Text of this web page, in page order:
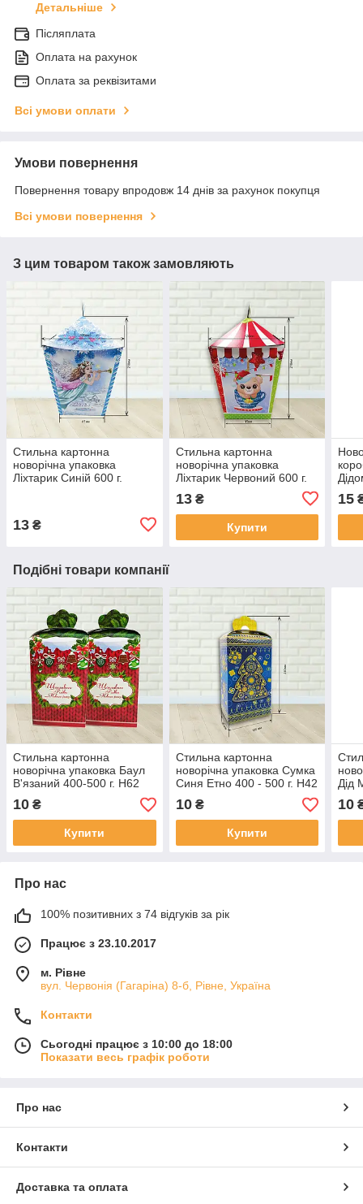
Детальніше
Післяплата
Оплата на рахунок
Оплата за реквізитами
Всі умови оплати
Умови повернення
Повернення товару впродовж 14 днів за рахунок покупця
Всі умови повернення
З цим товаром також замовляють
Стильна картонна
новорічна упаковка
Ліхтарик Синій 600 г.
13 ₴
Стильна картонна
новорічна упаковка
Ліхтарик Червоний 600 г.
13₴
Купити
15
Подібні товари компанії
Стильна картонна
новорічна упаковка Баул
В'язаний 400-500 г. Н62
10 ₴
Купити
Стильна картонна
новорічна упаковка Сумка
Синя Етно 400 - 500 г. Н42
10₴
Купити
Дід
10
Про нас
100% позитивних з 74 відгуків за рік
Працює з 23.10.2017
м. Рівне
вул. Червонія (Гагаріна) 8-б, Рівне, Україна
Контакти
Сьогодні працює з 10:00 до 18:00
Показати весь графік роботи
Про нас
Контакти
Доставка та оплата